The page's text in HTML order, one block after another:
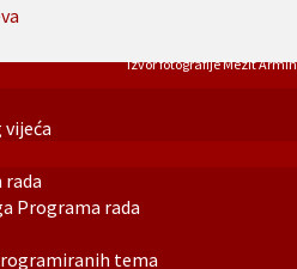
Programa rada
tema
Izvor fotografije Mezit Armin